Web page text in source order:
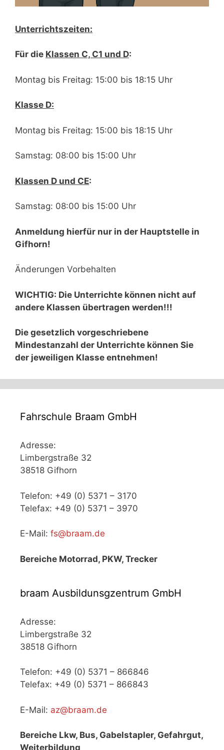
Unterrichtszeiten:
Für die Klassen C, C1 und D:
Montag bis Freitag: 15:00 bis 18:15 Uhr
Klasse D:
Montag bis Freitag: 15:00 bis 18:15 Uhr
Samstag: 08:00 bis 15:00 Uhr
Klassen D und CE:
Samstag: 08:00 bis 15:00 Uhr
Anmeldung hierfür nur in der Hauptstelle in
Gifhorn!
Änderungen Vorbehalten
WICHTIG: Die Unterrichte können nicht auf
andere Klassen übertragen werden!!!
Die gesetzlich vorgeschriebene
Mindestanzahl der Unterrichte können Sie
der jeweiligen Klasse entnehmen!
Fahrschule Braam GmbH
Adresse:
Limbergstraße 32
38518 Gifhorn
Telefon: +49 (0) 5371 – 3170
Telefax: +49 (0) 5371 – 3970
E-Mail: fs@braam.de
Bereiche Motorrad, PKW, Trecker
braam Ausbildunsgzentrum GmbH
Adresse:
Limbergstraße 32
38518 Gifhorn
Telefon: +49 (0) 5371 – 866846
Telefax: +49 (0) 5371 – 866843
E-Mail: az@braam.de
Bereiche Lkw, Bus, Gabelstapler, Gefahrgut,
Weiterbildung